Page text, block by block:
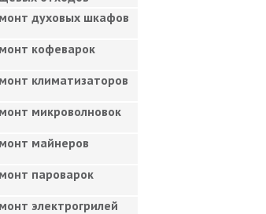
духовых шкафов
кофеварок
климатизаторов
микроволновок
майнеров
пароварок
электрогрилей